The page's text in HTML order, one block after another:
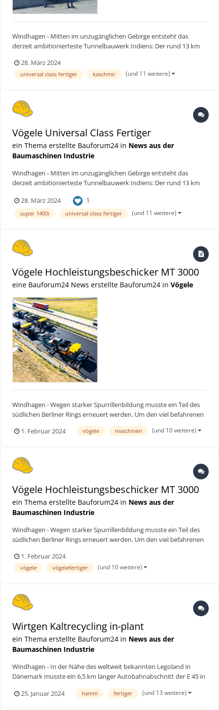
Windhagen - Mitten im unzugänglichen Gebirge entsteht das
derzeit ambitionierteste Tunnelbauwerk Indiens: Der rund 13 km
der Regionen Ladakh und Kaschmir. Zwei Universal Class Fertiger
von Vögele haben den Einbau innerhalb und außerhalb...
28. März 2024
universal class fertiger kaschmir (und 11 weitere)
Vögele Universal Class Fertiger
ein Thema erstellte Bauforum24 in News aus der
Baumaschinen Industrie
Windhagen - Mitten im unzugänglichen Gebirge entsteht das
derzeit ambitionierteste Tunnelbauwerk Indiens: Der rund 13 km
der Regionen Ladakh und Kaschmir. Zwei Universal Class Fertiger
von Vögele haben den Einbau innerhalb und außerhalb...
28. März 2024 1
super 1400i universal class fertiger (und 11 weitere)
Vögele Hochleistungsbeschicker MT 3000
eine Bauforum24 News erstellte Bauforum24 in Vögele
Windhagen - Wegen starker Spurrillenbildung musste ein Teil des
südlichen Berliner Rings erneuert werden. Um den viel befahrenen
Autobahnabschnitt möglichst schnell, ressourcenschonend und
hochwertig zu sanieren, setzte das ausführende Bauunternehmen
1. Februar 2024 vögele maschinen (und 10 weitere)
Vögele Hochleistungsbeschicker MT 3000
ein Thema erstellte Bauforum24 in News aus der
Baumaschinen Industrie
Windhagen - Wegen starker Spurrillenbildung musste ein Teil des
südlichen Berliner Rings erneuert werden. Um den viel befahrenen
hochwertig zu sanieren, setzte das ausführende Bauunternehmen
auf zwei InLine-Pave-Einbauzüge von Vögele. Sie b...
1. Februar 2024
vögele vögelefertiger (und 10 weitere)
Wirtgen Kaltrecycling in-plant
ein Thema erstellte Bauforum24 in News aus der
Baumaschinen Industrie
Windhagen - In der Nähe des weltweit bekannten Legoland in
Dänemark musste ein 6,5 km langer Autobahnabschnitt der E 45 in
Ausschreibung hatte eine 20 cm starke Tragschicht aus
25. Januar 2024 hamm fertiger (und 13 weitere)